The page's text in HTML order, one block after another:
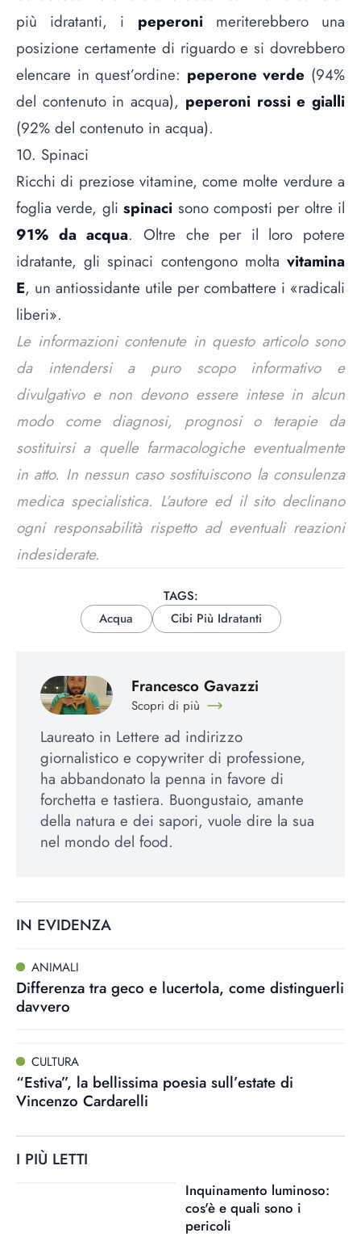
più idratanti, i peperonimeriterebbero una
posizione certamente di riguardo e si dovrebbero
elencare in quest’ordine: peperone verde (94%
del contenuto in acqua), peperoni rossi e gialli
(92% del contenuto in acqua).
10. Spinaci
Ricchi di preziose vitamine, come molte verdure a
foglia verde, glispinaci sono composti per oltre il
91% da acqua. Oltre che per il loro potere
idratante, gli spinaci contengono molta vitamina
E, un antiossidante utile per combattere i «radicali
liberi».
Le informazioni contenute in questo articolo sono
da intendersi a puro scopo informativo e
divulgativo e non devono essere intese in alcun
modo come diagnosi, prognosi o terapie da
sostituirsi a quelle farmacologiche eventualmente
in atto. In nessun caso sostituiscono la consulenza
medica specialistica. L’autore ed il sito declinano
ogni responsabilità rispetto ad eventuali reazioni
indesiderate.
TAGS:
Acqua
Cibi Più Idratanti
Francesco Gavazzi
Scopri di più
Laureato in Lettere ad indirizzo
giornalistico e copywriter di professione,
ha abbandonato la penna in favore di
forchetta e tastiera. Buongustaio, amante
della natura e dei sapori, vuole dire la sua
nel mondo del food.
IN EVIDENZA
ANIMALI
Differenza tra geco e lucertola, come distinguerli
davvero
CULTURA
“Estiva”, la bellissima poesia sull’estate di
Vincenzo Cardarelli
I PIÙ LETTI
Inquinamento luminoso:
cos'è e quali sono i
pericoli